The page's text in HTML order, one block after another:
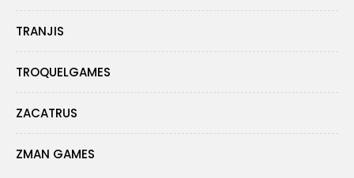
TRANJIS
TROQUELGAMES
ZACATRUS
ZMAN GAMES